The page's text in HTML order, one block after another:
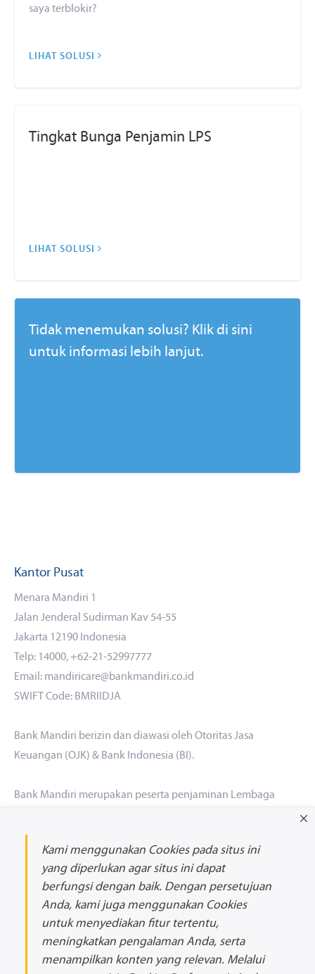
Kami menggunakan Cookies pada situs ini
yang diperlukan agar situs ini dapat
berfungsi dengan baik. Dengan persetujuan
Anda, kami juga menggunakan Cookies
untuk menyediakan fitur tertentu,
meningkatkan pengalaman Anda, serta
menampilkan konten yang relevan. Melalui
saya terblokir?
LIHAT SOLUSI
Tingkat Bunga Penjamin LPS
LIHAT SOLUSI
Tidak menemukan solusi? Klik di sini
untuk informasi lebih lanjut.
Kantor Pusat
Menara Mandiri 1
Jalan Jenderal Sudirman Kav 54-55
Jakarta 12190 Indonesia
Telp: 14000, +62-21-52997777
Email: mandiricare@bankmandiri.co.id
SWIFT Code: BMRIIDJA
Bank Mandiri berizin dan diawasi oleh Otoritas Jasa
Keuangan (OJK) & Bank Indonesia (BI).
Bank Mandiri merupakan peserta penjaminan Lembaga
dijamin LPS per Nasabah per Bank adalah Rp 2 miliar. Untuk
mengetahui Tingkat Bunga Penjaminan LPS silakan akses
Hubungi Kami
email
facebook